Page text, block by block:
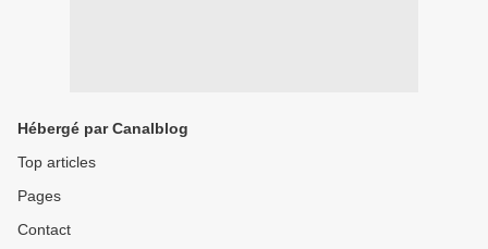
Hébergé par Canalblog
Top articles
Pages
Contact